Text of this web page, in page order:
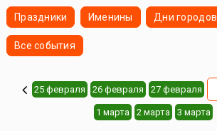
Праздники Именины Дни городов
Все события
25 февраля 26 февраля 27 февраля
1 марта 2 марта 3 марта